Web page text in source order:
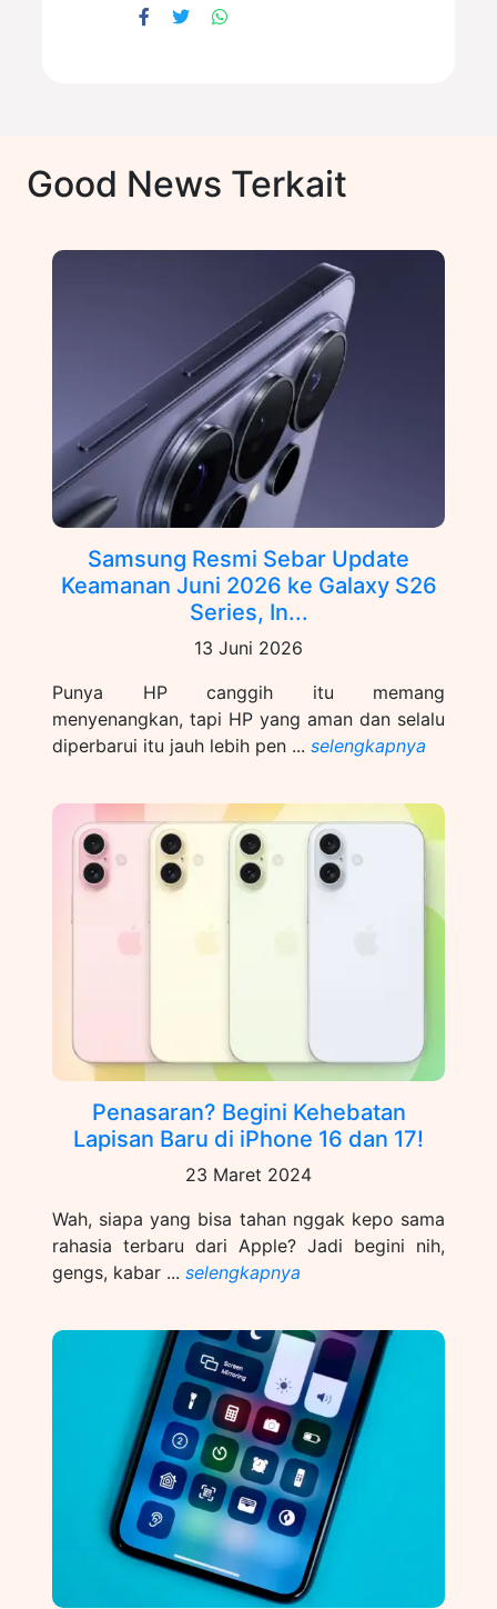
Good News Terkait
Samsung Resmi Sebar Update
Keamanan Juni 2026 ke Galaxy S26
Series, In...
13 Juni 2026
Punya HP canggih itu memang
menyenangkan, tapi HP yang aman dan selalu
diperbarui itu jauh lebih pen ... selengkapnya
Penasaran? Begini Kehebatan
Lapisan Baru di iPhone 16 dan 17!
23 Maret 2024
Wah, siapa yang bisa tahan nggak kepo sama
rahasia terbaru dari Apple? Jadi begini nih,
gengs, kabar ... selengkapnya